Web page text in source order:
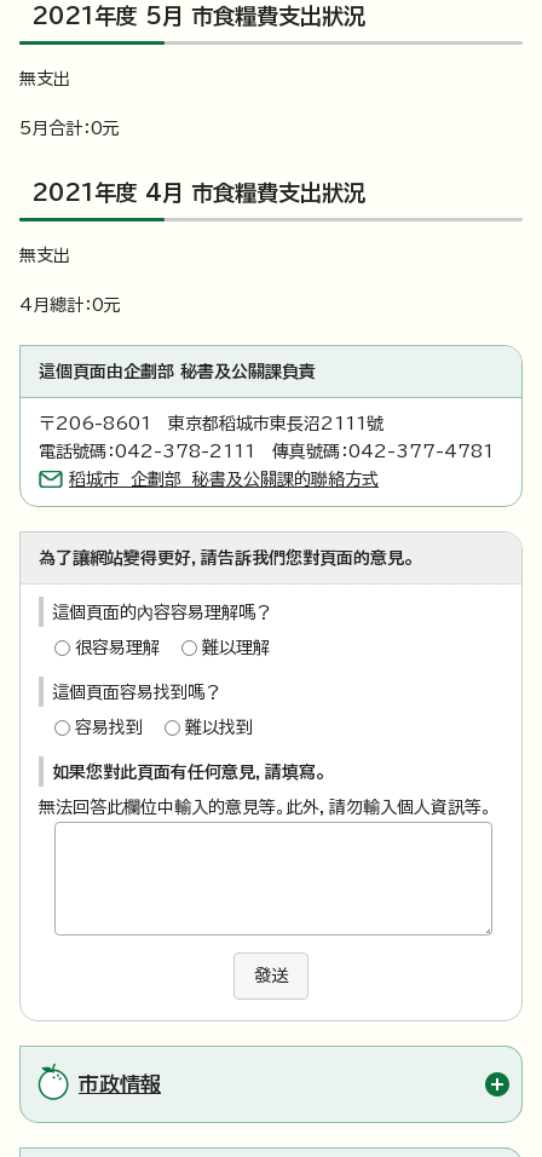
2021年度 5月 市食糧費支出狀況
無支出
5月合計：0元
2021年度 4月 市食糧費支出狀況
無支出
4月總計：0元
這個頁面由企劃部 秘書及公關課負責
〒206-8601 東京都稻城市東長沼2111號
電話號碼：042-378-2111 傳真號碼：042-377-4781
稻城市 企劃部 秘書及公關課的聯絡方式
為了讓網站變得更好，請告訴我們您對頁面的意見。
這個頁面的內容容易理解嗎？
很容易理解 難以理解
這個頁面容易找到嗎？
容易找到 難以找到
如果您對此頁面有任何意見，請填寫。
無法回答此欄位中輸入的意見等。此外，請勿輸入個人資訊等。
發送
市政情報